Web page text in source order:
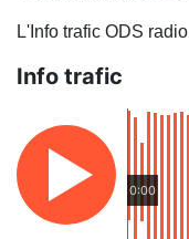
L'Info trafic ODS radio
Info trafic
0:00